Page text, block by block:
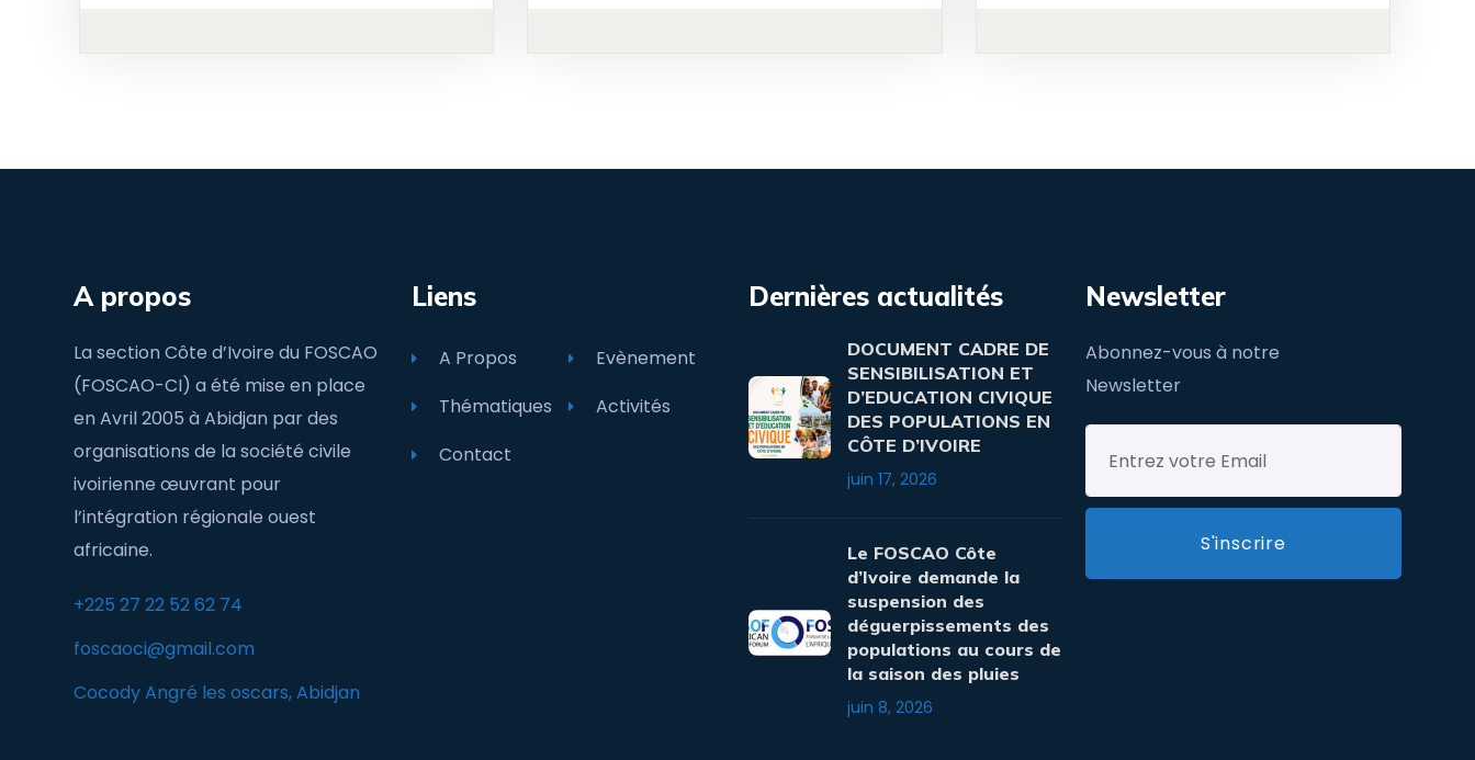
A propos
La section Côte d’Ivoire du FOSCAO
(FOSCAO-CI) a été mise en place
en Avril 2005 à Abidjan par des
organisations de la société civile
ivoirienne œuvrant pour
l’intégration régionale ouest
africaine.
+225 27 22 52 62 74
foscaoci@gmail.com
Cocody Angré les oscars, Abidjan
Liens
A Propos
Evènement
Thématiques
Activités
Contact
Dernières actualités
DOCUMENT CADRE DE
SENSIBILISATION ET
D’EDUCATION CIVIQUE
DES POPULATIONS EN
CÔTE D’IVOIRE
juin 17, 2026
Le FOSCAO Côte
d’Ivoire demande la
suspension des
déguerpissements des
populations au cours de
la saison des pluies
juin 8, 2026
Newsletter
Abonnez-vous à notre
Newsletter